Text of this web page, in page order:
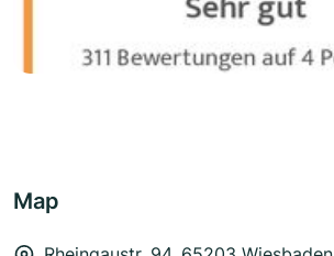
Map